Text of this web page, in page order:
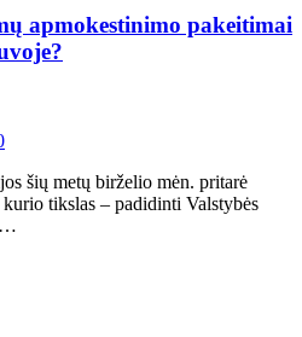
apmokestinimo pakeitimai
šių metų birželio mėn. pritarė
tikslas – padidinti Valstybės